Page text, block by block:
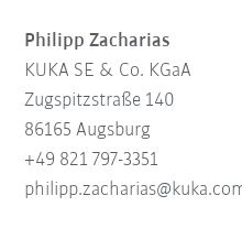
Philipp Zacharias
KUKA SE & Co. KGaA
Zugspitzstraße 140
86165 Augsburg
+49 821 797-3351